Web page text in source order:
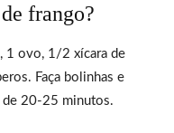
frango?
1 ovo, 1/2 xícara de
Faça bolinhas e
de 20-25 minutos.